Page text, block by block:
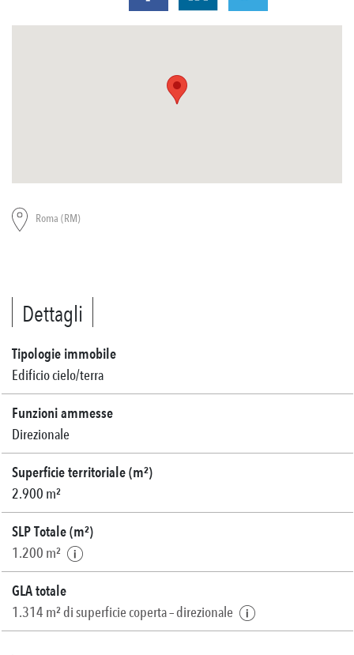
Roma (RM)
Dettagli
Tipologie immobile
Edificio cielo/terra
Funzioni ammesse
Direzionale
Superficie territoriale (m²)
2.900 m²
SLP Totale (m²)
1.200 m²
GLA totale
1.314 m² di superficie coperta – direzionale